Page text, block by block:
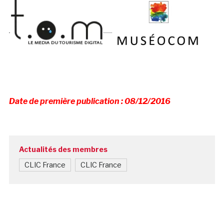
Date de première publication : 08/12/2016
Actualités des membres
CLIC France CLIC France